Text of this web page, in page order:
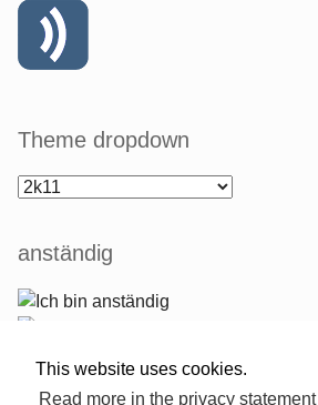
This website uses cookies.
Read more in the privacy statement
Theme dropdown
anständig